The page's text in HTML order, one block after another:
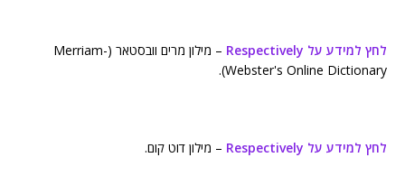
לחץ למידע על Respectively
– מילון מרים וובסטאר (Merriam-
Webster's Online Dictionary).
לחץ למידע על Respectively – מילון דוט קום.